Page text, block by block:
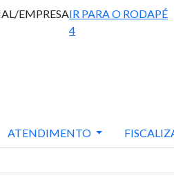
EMPRESAIR PARA O RODAPÉ
4
ATENDIMENTO